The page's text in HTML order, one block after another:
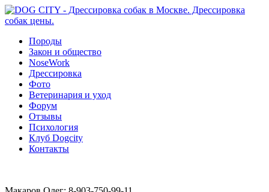
Породы
Закон и общество
NoseWork
Дрессировка
Фото
Ветеринария и уход
Форум
Отзывы
Психология
Клуб Dogcity
Контакты